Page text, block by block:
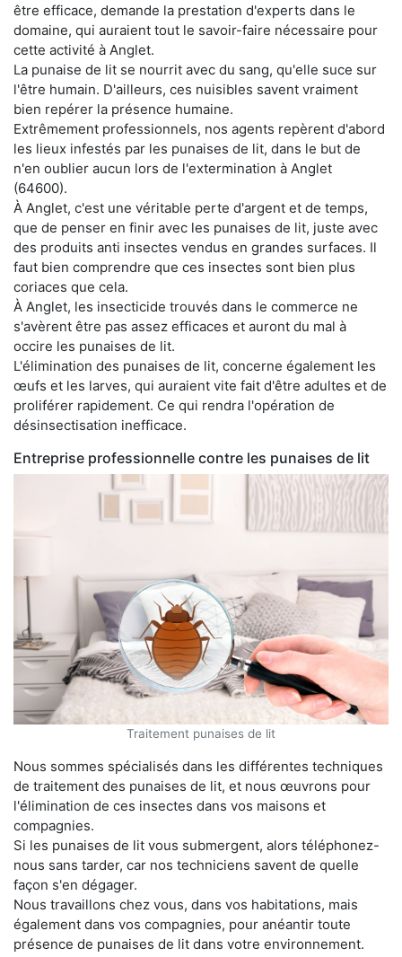
être efficace, demande la prestation d'experts dans le
domaine, qui auraient tout le savoir-faire nécessaire pour
cette activité à Anglet.
La punaise de lit se nourrit avec du sang, qu'elle suce sur
l'être humain. D'ailleurs, ces nuisibles savent vraiment
bien repérer la présence humaine.
Extrêmement professionnels, nos agents repèrent d'abord
les lieux infestés par les punaises de lit, dans le but de
n'en oublier aucun lors de l'extermination à Anglet
(64600).
À Anglet, c'est une véritable perte d'argent et de temps,
que de penser en finir avec les punaises de lit, juste avec
des produits anti insectes vendus en grandes surfaces. Il
faut bien comprendre que ces insectes sont bien plus
coriaces que cela.
À Anglet, les insecticide trouvés dans le commerce ne
s'avèrent être pas assez efficaces et auront du mal à
occire les punaises de lit.
L'élimination des punaises de lit, concerne également les
œufs et les larves, qui auraient vite fait d'être adultes et de
proliférer rapidement. Ce qui rendra l'opération de
désinsectisation inefficace.
Entreprise professionnelle contre les punaises de lit
Traitement punaises de lit
Nous sommes spécialisés dans les différentes techniques
de traitement des punaises de lit, et nous œuvrons pour
l'élimination de ces insectes dans vos maisons et
compagnies.
Si les punaises de lit vous submergent, alors téléphonez-
nous sans tarder, car nos techniciens savent de quelle
façon s'en dégager.
Nous travaillons chez vous, dans vos habitations, mais
également dans vos compagnies, pour anéantir toute
présence de punaises de lit dans votre environnement.